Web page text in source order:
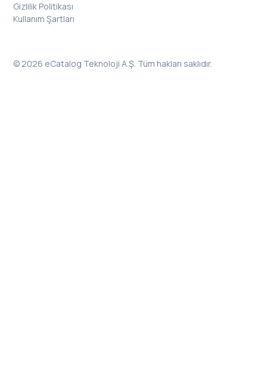
Gizlilik Politikası
Kullanım Şartları
© 2026 eCatalog Teknoloji A.Ş. Tüm hakları saklıdır.